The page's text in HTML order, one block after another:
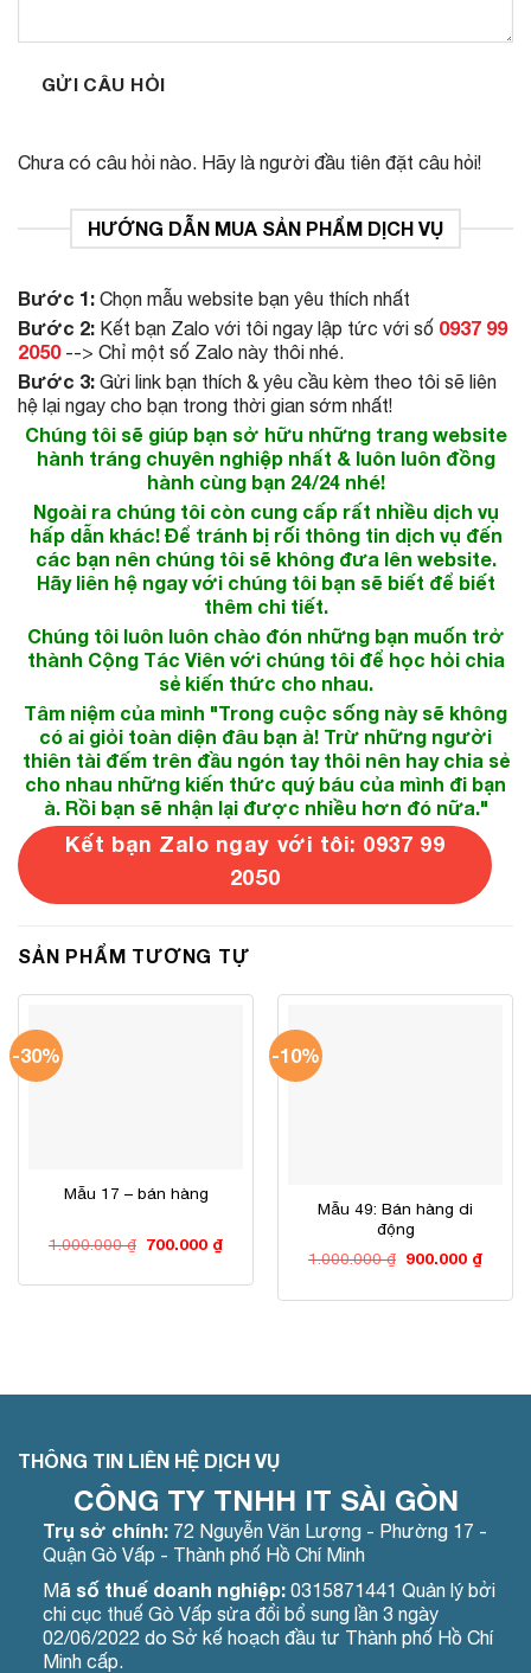
GỬI CÂU HỎI
Chưa có câu hỏi nào. Hãy là người đầu tiên đặt câu hỏi!
HƯỚNG DẪN MUA SẢN PHẨM DỊCH VỤ
Bước 1: Chọn mẫu website bạn yêu thích nhất
Bước 2: Kết bạn Zalo với tôi ngay lập tức với số 0937 99
2050--> Chỉ một số Zalo này thôi nhé.
Bước 3: Gửi link bạn thích & yêu cầu kèm theo tôi sẽ liên
hệ lại ngay cho bạn trong thời gian sớm nhất!
Chúng tôi sẽ giúp bạn sở hữu những trang website
hành tráng chuyên nghiệp nhất & luôn luôn đồng
hành cùng bạn 24/24 nhé!
Ngoài ra chúng tôi còn cung cấp rất nhiều dịch vụ
hấp dẫn khác! Để tránh bị rối thông tin dịch vụ đến
các bạn nên chúng tôi sẽ không đưa lên website.
Hãy liên hệ ngay với chúng tôi bạn sẽ biết để biết
thêm chi tiết.
Chúng tôi luôn luôn chào đón những bạn muốn trở
thành Cộng Tác Viên với chúng tôi để học hỏi chia
sẻ kiến thức cho nhau.
Tâm niệm của mình "Trong cuộc sống này sẽ không
có ai giỏi toàn diện đâu bạn à! Trừ những người
thiên tài đếm trên đầu ngón tay thôi nên hay chia sẻ
cho nhau những kiến thức quý báu của mình đi bạn
à. Rồi bạn sẽ nhận lại được nhiều hơn đó nữa."
Kết bạn Zalo ngay với tôi: 0937 99
2050
SẢN PHẨM TƯƠNG TỰ
-30%
Mẫu 17 – bán hàng
1.000.000₫ Giá
1.000.000 ₫.
700.000 ₫Giá
là:
700.000 ₫.
-10%
Mẫu 49: Bán hàng di
động
1.000.000₫ Giá
1.000.000 ₫.
900.000 ₫Giá
là:
THÔNG TIN LIÊN HỆ DỊCH VỤ
CÔNG TY TNHH IT SÀI GÒN
Trụ sở chính:72 Nguyễn Văn Lượng - Phường 17 -
Quận Gò Vấp - Thành phố Hồ Chí Minh
Mã số thuế doanh nghiệp:0315871441 Quản lý bởi
chi cục thuế Gò Vấp sửa đổi bổ sung lần 3 ngày
02/06/2022 do Sở kế hoạch đầu tư Thành phố Hồ Chí
Minh cấp.